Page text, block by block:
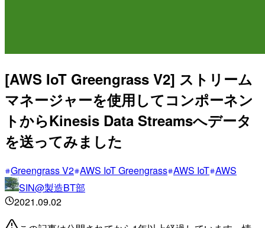
[AWS IoT Greengrass V2] ストリーム
マネージャーを使用してコンポーネン
トからKinesis Data Streamsへデータ
を送ってみました
Greengrass V2 AWS IoT Greengrass AWS IoT AWS
SIN@製造BT部
2021.09.02